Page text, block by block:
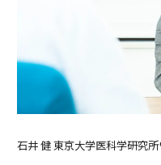
石井 健 東京大学医科学研究